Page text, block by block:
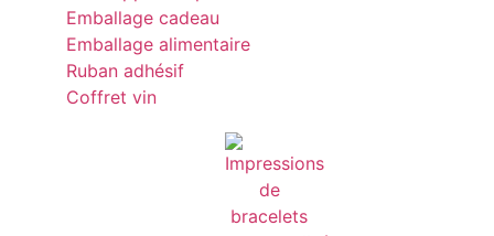
Emballage cadeau
Emballage alimentaire
Ruban adhésif
Coffret vin